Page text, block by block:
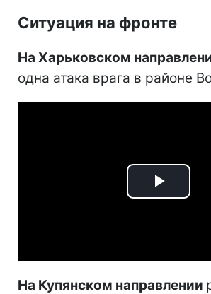
Ситуация на фронте
На Харьковском
одна атака врага в районе
Play
На Купянском направлении